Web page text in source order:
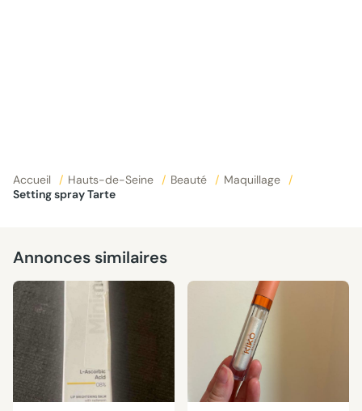
Accueil / Hauts-de-Seine / Beauté / Maquillage
/
Setting spray Tarte
Annonces similaires